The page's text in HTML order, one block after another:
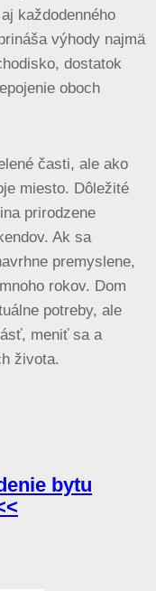
každodenného
výhody najmä
dostatok
oboch
časti, ale ako
miesto. Dôležité
prirodzene
Ak sa
premyslene,
rokov. Dom
potreby, ale
meniť sa a
života.
bytu